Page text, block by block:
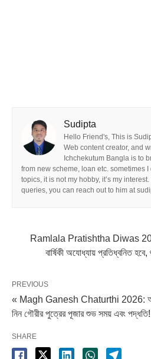
Sudipta
Hello Friend's, This is
Web content creator, and
Ichchekutum Bangla is to
from new scheme, loan etc. sometimes
topics, it is not my hobby, it’s my
queries, you can reach out to him at
Ramlala Pratishtha Diwas
বার্ষিকী অযোধ্যায় প্রতিধ্বনিত
PREVIOUS
« Magh Ganesh Chaturthi 2026:
নিন গৌরীর পুত্রের পূজার শুভ সময় এবং পদ্ধতি!
SHARE